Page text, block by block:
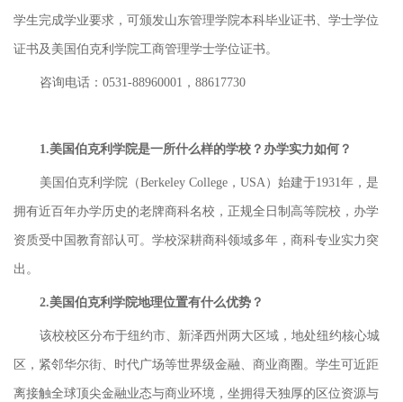
学生完成学业要求，可颁发山东管理学院本科毕业证书、学士学位
证书及美国伯克利学院工商管理学士学位证书。
咨询电话：0531-88960001，88617730
1.美国伯克利学院是一所什么样的学校？办学实力如何？
美国伯克利学院（Berkeley College，USA）始建于1931年，是
拥有近百年办学历史的老牌商科名校，正规全日制高等院校，办学
资质受中国教育部认可。学校深耕商科领域多年，商科专业实力突
出。
2.美国伯克利学院地理位置有什么优势？
该校校区分布于纽约市、新泽西州两大区域，地处纽约核心城
区，紧邻华尔街、时代广场等世界级金融、商业商圈。学生可近距
离接触全球顶尖金融业态与商业环境，坐拥得天独厚的区位资源与